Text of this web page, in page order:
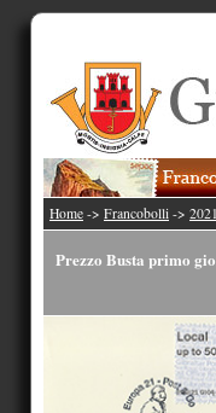
Home -> Francobolli -> 2021
Prezzo Busta primo